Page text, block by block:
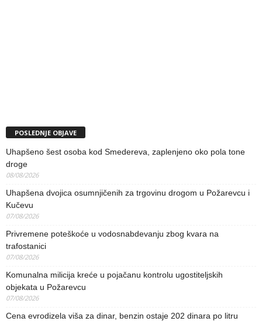
POSLEDNJE OBJAVE
Uhapšeno šest osoba kod Smedereva, zaplenjeno oko pola tone
droge
08/08/2026
Uhapšena dvojica osumnjičenih za trgovinu drogom u Požarevcu i
Kučevu
07/08/2026
Privremene poteškoće u vodosnabdevanju zbog kvara na
trafostanici
07/08/2026
Komunalna milicija kreće u pojačanu kontrolu ugostiteljskih
objekata u Požarevcu
07/08/2026
Cena evrodizela viša za dinar, benzin ostaje 202 dinara po litru